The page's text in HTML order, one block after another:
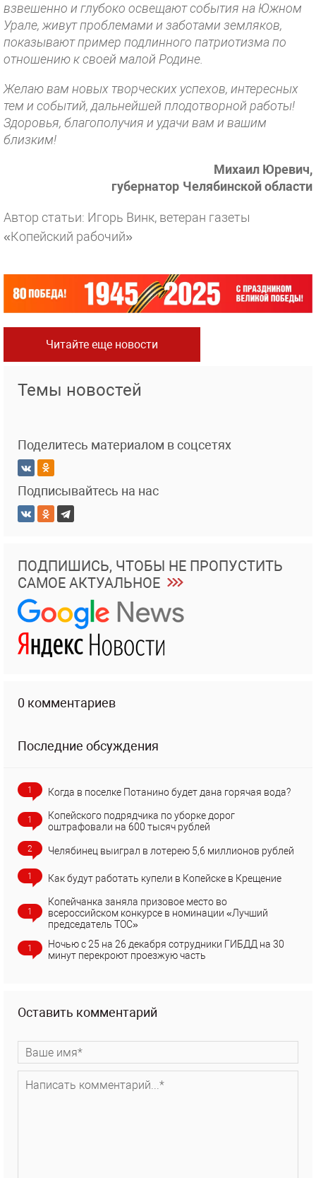
взвешенно и глубоко освещают события на Южном
Урале, живут проблемами и заботами земляков,
показывают пример подлинного патриотизма по
отношению к своей малой Родине.
Желаю вам новых творческих успехов, интересных
тем и событий, дальнейшей плодотворной работы!
Здоровья, благополучия и удачи вам и вашим
близким!
Михаил Юревич,
губернатор Челябинской области
Автор статьи: Игорь Винк, ветеран газеты
«Копейский рабочий»
Читайте еще новости
Темы новостей
Поделитесь материалом в соцсетях
Подписывайтесь на нас
ПОДПИШИСЬ, ЧТОБЫ НЕ ПРОПУСТИТЬ
САМОЕ АКТУАЛЬНОЕ
0 комментариев
Последние обсуждения
1 Когда в поселке Потанино будет дана горячая вода?
1
Копейского подрядчика по уборке дорог
оштрафовали на 600 тысяч рублей
2 Челябинец выиграл в лотерею 5,6 миллионов рублей
1 Как будут работать купели в Копейске в Крещение
1
Копейчанка заняла призовое место во
всероссийском конкурсе в номинации «Лучший
председатель ТОС»
1
Ночью с 25 на 26 декабря сотрудники ГИБДД на 30
минут перекроют проезжую часть
Оставить комментарий